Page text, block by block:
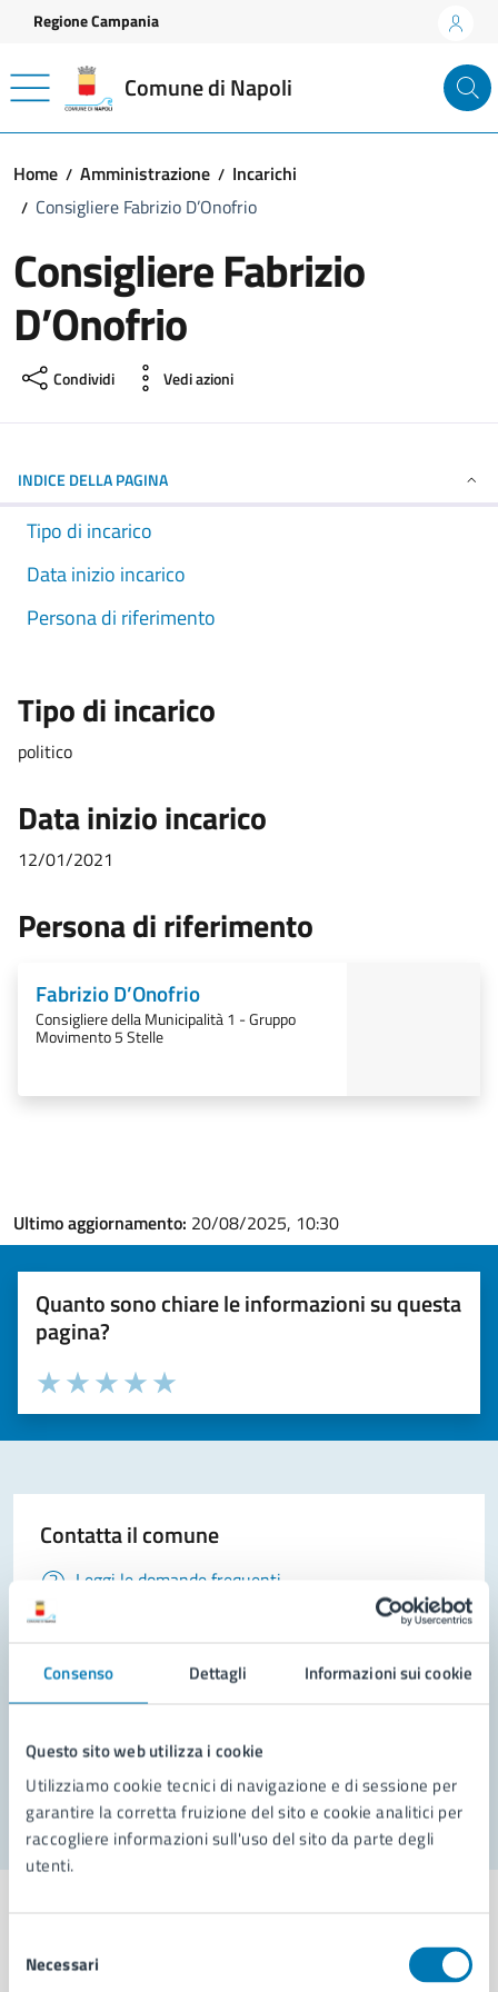
Consenso Dettagli Informazioni sui cookie
Questo sito web utilizza i cookie
Utilizziamo cookie tecnici di navigazione e di sessione per
garantire la corretta fruizione del sito e cookie analitici per
raccogliere informazioni sull'uso del sito da parte degli
utenti.
delNecessari
Vai ai contenuti
Vai al footer
Regione Campania
Comune di Napoli
Home Amministrazione
Incarichi
Consigliere Fabrizio D’Onofrio
Consigliere Fabrizio
D’Onofrio
Condividi Vedi azioni
INDICE DELLA PAGINA
Tipo di incarico
Data inizio incarico
Persona di riferimento
Tipo di incarico
politico
Data inizio incarico
12/01/2021
Persona di riferimento
Fabrizio D’Onofrio
Consigliere della Municipalità 1 - Gruppo
Movimento 5 Stelle
Ultimo aggiornamento: 20/08/2025, 10:30
Quanto sono chiare le informazioni su questa
pagina?
Valuta la chiarezza delle informazioni (da 1 a 5 stelle)
Seleziona il numero di stelle per valutare la chiarezza delle
Valuta 5 stelle su 5
Valuta 4 stelle su 5
Valuta 3 stelle su 5
Valuta 2 stelle su 5
Valuta 1 stelle su 5
Contatta il comune
Leggi le domande frequenti
Prenota appuntamento
Segnala disservizio